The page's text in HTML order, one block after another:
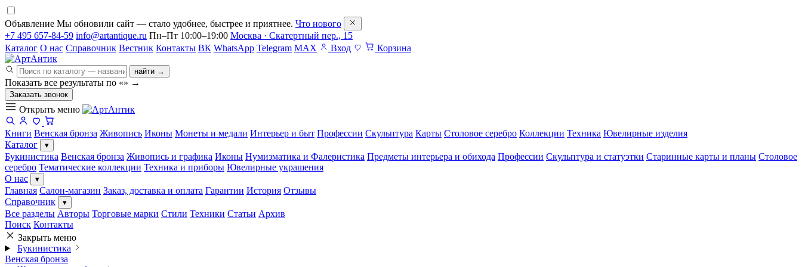
Объявление Мы обновили сайт — стало удобнее, быстрее и приятнее. Что нового
+7 495 657-84-59 info@artantique.ru Пн–Пт 10:00–19:00 Москва · Скатертный пер., 15
Каталог О нас Справочник Вестник Контакты ВК WhatsApp Telegram MAX Вход Корзина
найти →
Показать все результаты по «» →
Заказать звонок
Открыть меню
Книги Венская бронза Живопись Иконы Монеты и медали Интерьер и быт Профессии Скульптура Карты Столовое серебро Коллекции Техника Ювелирные изделия
Каталог
▾
Букинистика Венская бронза Живопись и графика Иконы Нумизматика и Фалеристика Предметы интерьера и обихода Профессии Скульптура и статуэтки Старинные карты и планы Столовое
серебро Тематические коллекции Техника и приборы Ювелирные украшения
О нас
▾
Главная Салон-магазин Заказ, доставка и оплата Гарантии История Отзывы
Справочник
▾
Все разделы Авторы Торговые марки Стили Техники Статьи Архив
Поиск Контакты
Закрыть меню
Букинистика
Венская бронза